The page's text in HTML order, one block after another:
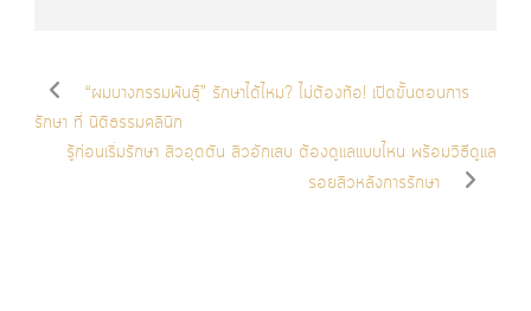
“ผมบางกรรมพันธุ์” รักษาได้ไหม? ไม่ต้องท้อ! เปิดขั้นตอนการ
รักษา ที่ นิติธรรมคลินิก
รู้ก่อนเริ่มรักษา สิวอุดตัน สิวอักเสบ ต้องดูแลแบบไหน พร้อมวิธีดูแล
รอยสิวหลังการรักษา